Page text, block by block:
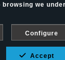
we
Configure
Accept